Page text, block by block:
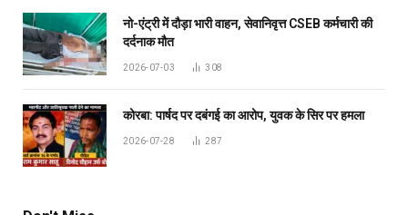
नो-एंट्री में दौड़ा भारी वाहन, सेवानिवृत्त CSEB कर्मचारी की
दर्दनाक मौत
2026-07-03 308
कोरबा: पार्षद पर दबंगई का आरोप, युवक के सिर पर हमला
2026-07-28 287